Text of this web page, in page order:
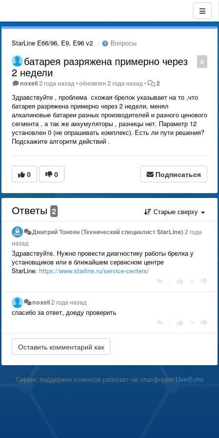
StarLine E66/96, E9, E96 v2 Вопросы
0
батарея разряжена примерно через
2 недели
noxell2 года назад•обновлен2 года назад• 2
Здравствуйте , проблема схожая брелок указывает на то ,что
батарея разряжена примерно через 2 недели, менял
алкалиновые батареи разных производителей и разного ценового
сегмента , а так же аккумуляторы , разницы нет. Параметр 12
установлен 0 (не опрашивать комплекс). Есть ли пути решения?
Подскажите алгоритм действий .
0 0 Подписаться
Ответы 2 Старые сверху
Дмитрий Тонoян (Технический специалист StarLine)2 года
назад
Здравствуйте. Нужно провести диагностику работы брелка у
установщиков или в ближайшем сервисном центре
StarLine: https://www.starline.ru/service-centers/
noxell2 года назад
спасибо за ответ, доеду проверить
Сервис поддержки клиентов работает на платформе UserEcho